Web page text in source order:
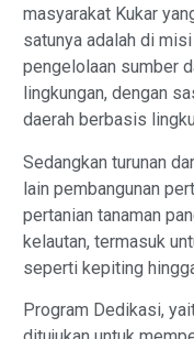
masyarakat Kukar
satunya adalah di
pengelolaan sumber
lingkungan, dengan
daerah berbasis
Sedangkan turunan
lain pembangunan
pertanian tanaman
kelautan, termasuk
seperti kepiting
Program Dedikasi,